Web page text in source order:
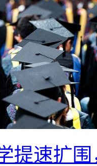
提速扩